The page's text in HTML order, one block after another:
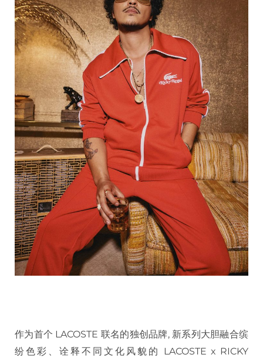
作为首个 LACOSTE 联名的独创品牌, 新系列大胆融合缤
纷色彩、诠释不同文化风貌的 LACOSTE x RICKY